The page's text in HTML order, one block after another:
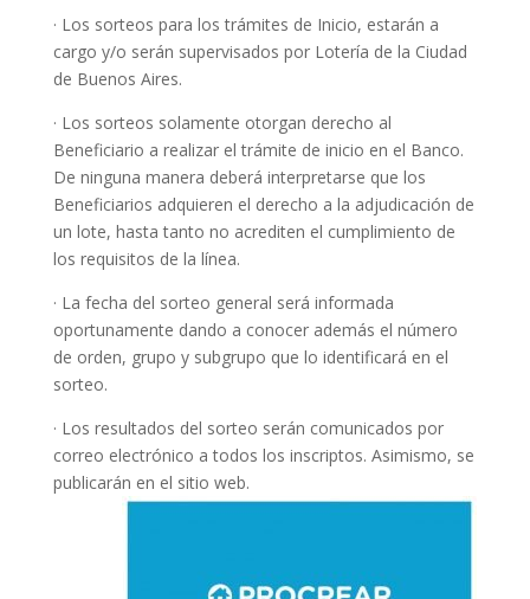
· Los sorteos para los trámites de Inicio, estarán a
cargo y/o serán supervisados por Lotería de la Ciudad
de Buenos Aires.
· Los sorteos solamente otorgan derecho al
Beneficiario a realizar el trámite de inicio en el Banco.
De ninguna manera deberá interpretarse que los
Beneficiarios adquieren el derecho a la adjudicación de
un lote, hasta tanto no acrediten el cumplimiento de
los requisitos de la línea.
· La fecha del sorteo general será informada
oportunamente dando a conocer además el número
de orden, grupo y subgrupo que lo identificará en el
sorteo.
· Los resultados del sorteo serán comunicados por
correo electrónico a todos los inscriptos. Asimismo, se
publicarán en el sitio web.